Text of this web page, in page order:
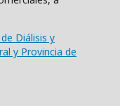
Diálisis y
y Provincia de